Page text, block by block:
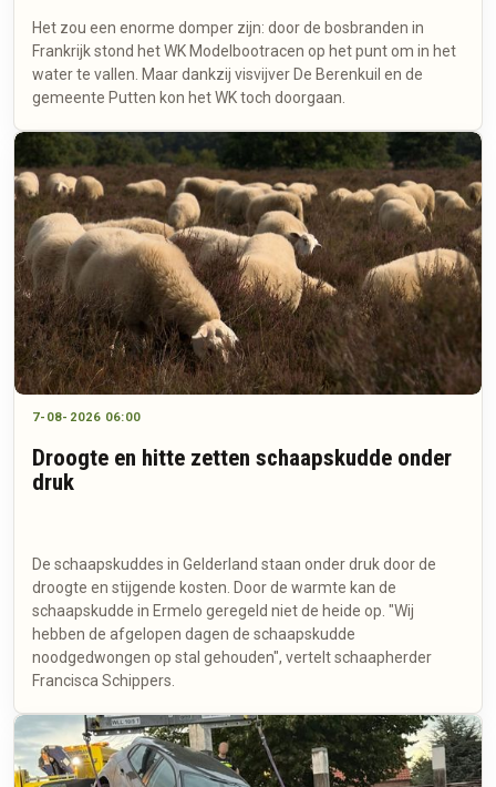
Het zou een enorme domper zijn: door de bosbranden in
Frankrijk stond het WK Modelbootracen op het punt om in het
water te vallen. Maar dankzij visvijver De Berenkuil en de
gemeente Putten kon het WK toch doorgaan.
7-08-2026 06:00
Droogte en hitte zetten schaapskudde onder
druk
De schaapskuddes in Gelderland staan onder druk door de
droogte en stijgende kosten. Door de warmte kan de
schaapskudde in Ermelo geregeld niet de heide op. "Wij
hebben de afgelopen dagen de schaapskudde
noodgedwongen op stal gehouden", vertelt schaapherder
Francisca Schippers.